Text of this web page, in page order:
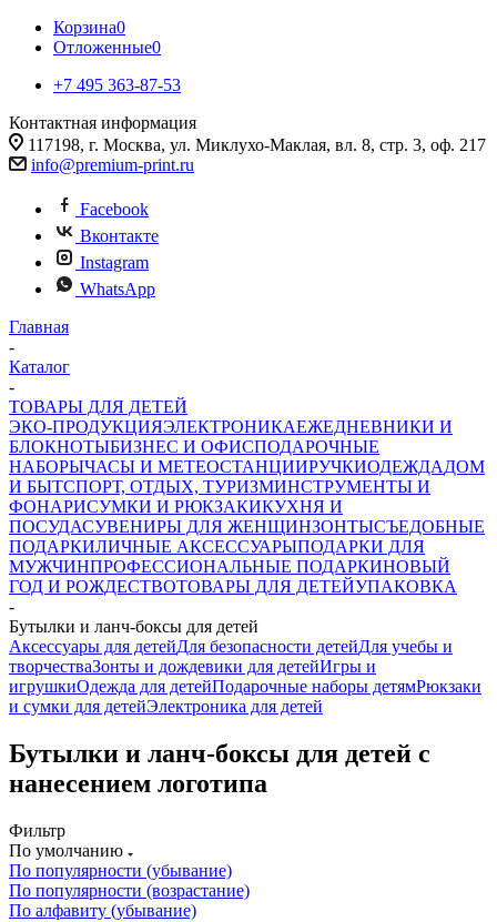
Корзина0
Отложенные0
+7 495 363-87-53
Контактная информация
117198, г. Москва, ул. Миклухо-Маклая, вл. 8, стр. 3, оф. 217
info@premium-print.ru
Facebook
Вконтакте
Instagram
WhatsApp
Главная
-
Каталог
-
ТОВАРЫ ДЛЯ ДЕТЕЙ
ЭКО-ПРОДУКЦИЯЭЛЕКТРОНИКАЕЖЕДНЕВНИКИ И
БЛОКНОТЫБИЗНЕС И ОФИСПОДАРОЧНЫЕ
НАБОРЫЧАСЫ И МЕТЕОСТАНЦИИРУЧКИОДЕЖДАДОМ
И БЫТСПОРТ, ОТДЫХ, ТУРИЗМИНСТРУМЕНТЫ И
ФОНАРИСУМКИ И РЮКЗАКИКУХНЯ И
ПОСУДАСУВЕНИРЫ ДЛЯ ЖЕНЩИНЗОНТЫСЪЕДОБНЫЕ
ПОДАРКИЛИЧНЫЕ АКСЕССУАРЫПОДАРКИ ДЛЯ
МУЖЧИНПРОФЕССИОНАЛЬНЫЕ ПОДАРКИНОВЫЙ
ГОД И РОЖДЕСТВОТОВАРЫ ДЛЯ ДЕТЕЙУПАКОВКА
-
Бутылки и ланч-боксы для детей
Аксессуары для детейДля безопасности детейДля учебы и
творчестваЗонты и дождевики для детейИгры и
игрушкиОдежда для детейПодарочные наборы детямРюкзаки
и сумки для детейЭлектроника для детей
Бутылки и ланч-боксы для детей с
нанесением логотипа
Фильтр
По умолчанию
По популярности (убывание)
По популярности (возрастание)
По алфавиту (убывание)